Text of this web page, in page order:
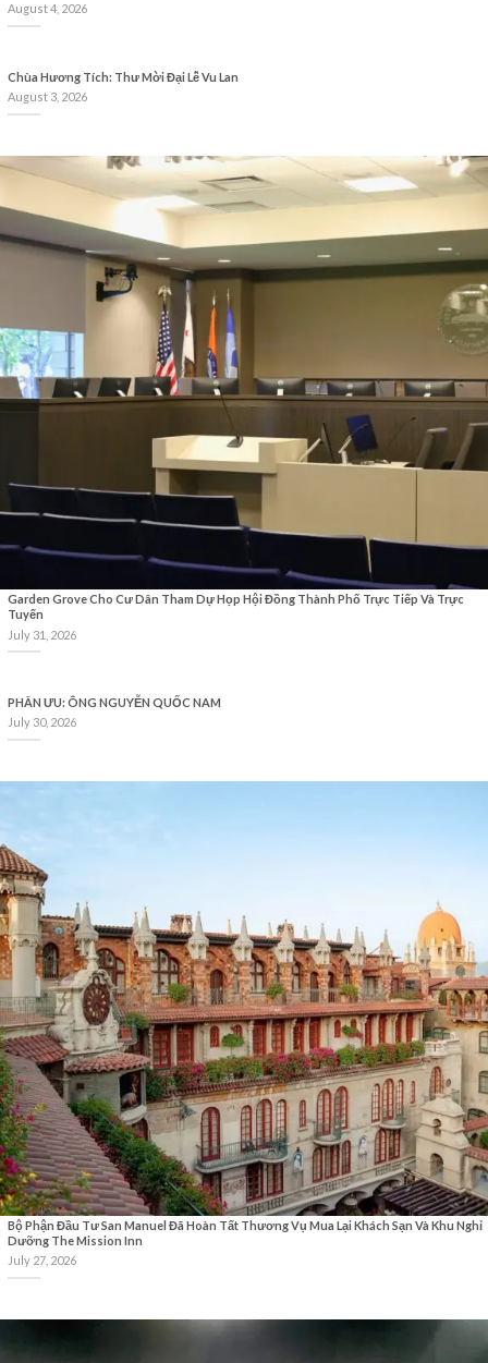
August 4, 2026
Chùa Hương Tích: Thư Mời Đại Lễ Vu Lan
August 3, 2026
Garden Grove Cho Cư Dân Tham Dự Họp Hội Đồng Thành Phố Trực Tiếp Và Trực
Tuyến
July 31, 2026
PHÂN ƯU: ÔNG NGUYỄN QUỐC NAM
July 30, 2026
Bộ Phận Đầu Tư San Manuel Đã Hoàn Tất Thương Vụ Mua Lại Khách Sạn Và Khu Nghỉ
Dưỡng The Mission Inn
July 27, 2026